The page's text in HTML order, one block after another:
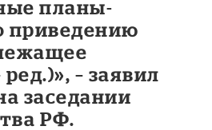
планы-
приведению
– заявил
заседании
РФ.